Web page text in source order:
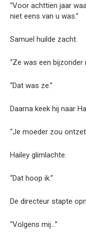
“Voor achttien jaar
niet eens van u was.”
Samuel huilde zacht.
“Ze was een bijzonder
“Dat was ze.”
Daarna keek hij naar
“Je moeder zou
Hailey glimlachte.
“Dat hoop ik.”
De directeur stapte
“Volgens mij…”